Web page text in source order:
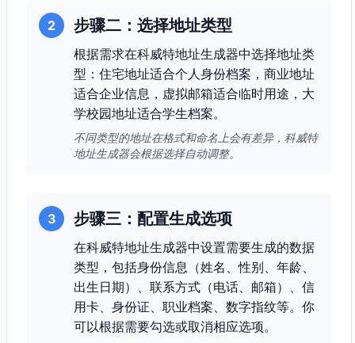
2 步骤二：选择地址类型
根据需求在科威特地址生成器中选择地址类
型：住宅地址适合个人身份档案，商业地址
适合企业信息，虚拟邮箱适合临时用途，大
学校园地址适合学生档案。
不同类型的地址在格式和命名上会有差异，科威特
地址生成器会根据选择自动调整。
3 步骤三：配置生成选项
在科威特地址生成器中设置需要生成的数据
类型，包括身份信息（姓名、性别、年龄、
出生日期）、联系方式（电话、邮箱）、信
用卡、身份证、职业档案、数字指纹等。你
可以根据需要勾选或取消相应选项。